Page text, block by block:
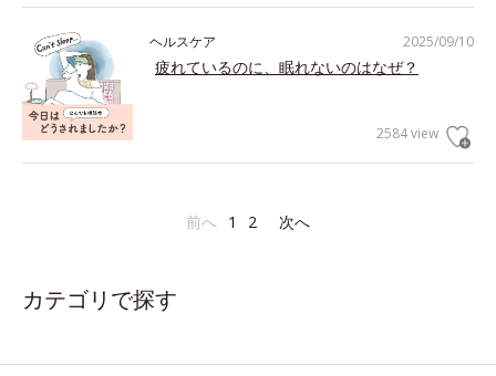
2025/09/10
ヘルスケア
疲れているのに、眠れないのはなぜ？
2584 view
前へ 1 2 次へ
カテゴリで探す